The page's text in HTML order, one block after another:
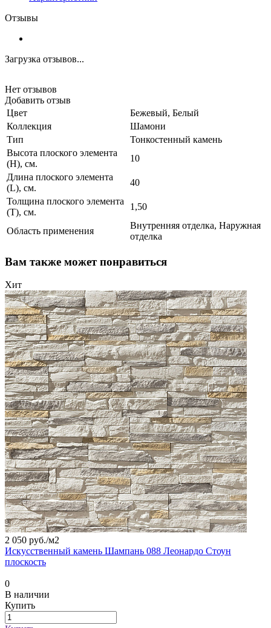
Отзывы
Загрузка отзывов...
Нет отзывов
Добавить отзыв
Цвет
Бежевый, Белый
Коллекция
Шамони
Тип
Тонкостенный камень
Высота плоского элемента
(H), см.
10
Длина плоского элемента
(L), см.
40
Толщина плоского элемента
(T), см.
1,50
Область применения
Внутренняя отделка, Наружная
отделка
Вам также может понравиться
Хит
2 050 руб./м2
Искусственный камень Шампань 088 Леонардо Стоун
плоскость
0
В наличии
Купить